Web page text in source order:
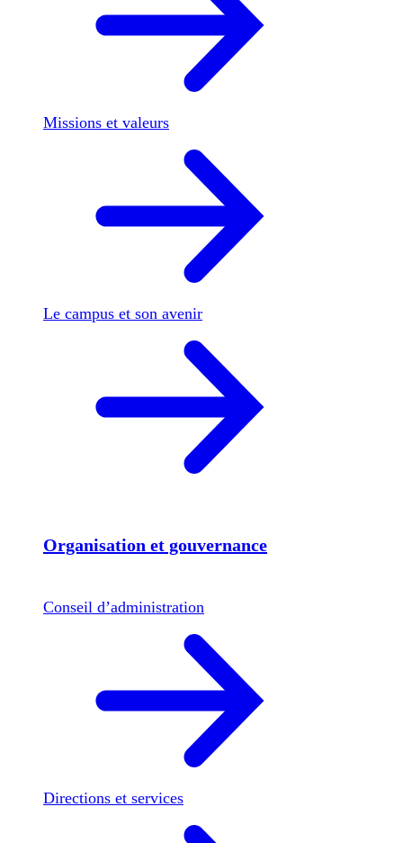
Missions et valeurs
Le campus et son avenir
Organisation et gouvernance
Conseil d’administration
Directions et services